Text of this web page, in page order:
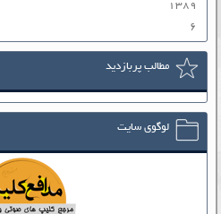
۱۳۸۹
۶
مطالب پربازدید
لوگوی سایت